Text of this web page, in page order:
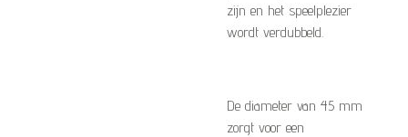
zijn en het speelplezier
wordt verdubbeld.
De diameter van 45 mm
zorgt voor een